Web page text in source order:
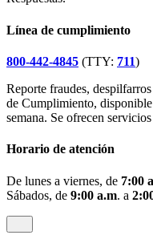
Línea de cumplimiento
800-442-4845 (TTY: 711)
Reporte fraudes,
de Cumplimiento,
semana. Se ofrecen
Horario de atención
De lunes a viernes, de 7:00
Sábados, de 9:00 a.m. a